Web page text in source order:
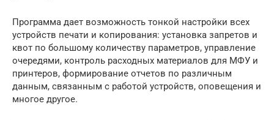
Программа дает возможность тонкой настройки всех
устройств печати и копирования: установка запретов и
квот по большому количеству параметров, управление
очередями, контроль расходных материалов для МФУ и
принтеров, формирование отчетов по различным
данным, связанным с работой устройств, оповещения и
многое другое.